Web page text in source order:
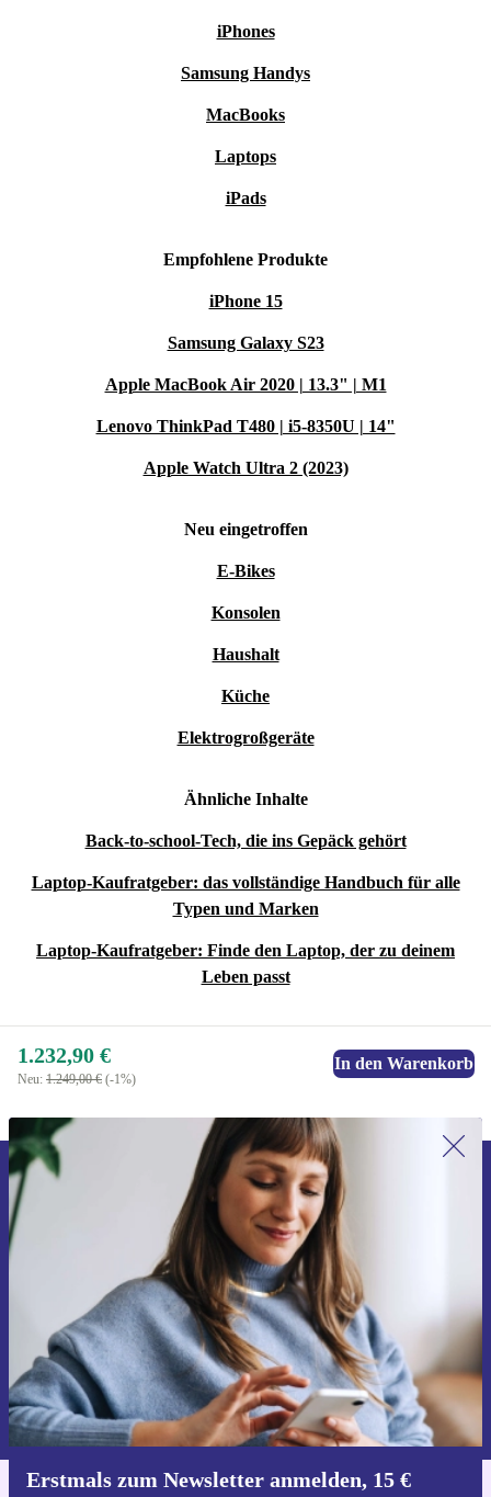
iPhones
Samsung Handys
MacBooks
Laptops
iPads
Empfohlene Produkte
iPhone 15
Samsung Galaxy S23
Apple MacBook Air 2020 | 13.3" | M1
Lenovo ThinkPad T480 | i5-8350U | 14"
Apple Watch Ultra 2 (2023)
Neu eingetroffen
E-Bikes
Konsolen
Haushalt
Küche
Elektrogroßgeräte
Ähnliche Inhalte
Back-to-school-Tech, die ins Gepäck gehört
Laptop-Kaufratgeber: das vollständige Handbuch für alle
Typen und Marken
Laptop-Kaufratgeber: Finde den Laptop, der zu deinem
Leben passt
1.232,90 €
Neu: 1.249,00 € (-1%)
In den Warenkorb
Erstmals zum Newsletter anmelden, 15 €
Erstmals zum Newsletter anmelden,
15 € sparen!
Verpasse kein Angebot mehr.
Gutschein anfordern
Informationen über die Verwendung personenbezogener Daten findest
du in unsererDatenschutzerklärung.